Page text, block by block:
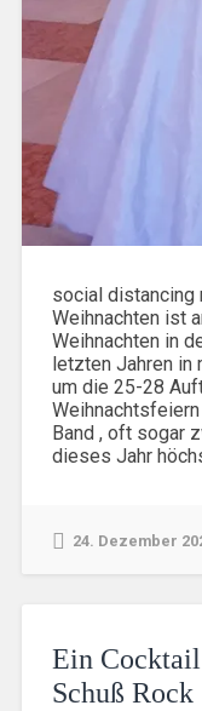
social distancing
Weihnachten ist
Weihnachten in
letzten Jahren
um die 25-28
Band , oft sogar
dieses Jahr
24. Dezember
Ein
Schuß Rock